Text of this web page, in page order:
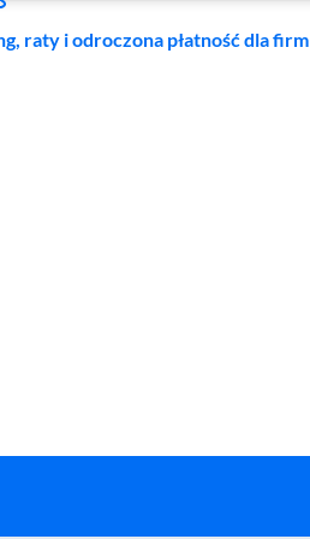
raty i odroczona płatność dla firm